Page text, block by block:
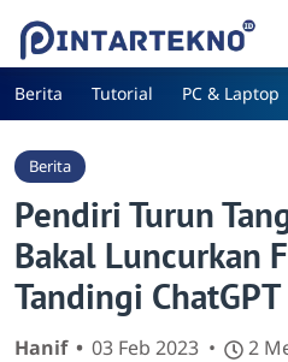
Berita Tutorial PC & Laptop
Berita
Pendiri Turun
Bakal Luncurkan
Tandingi ChatGPT
Hanif 03 Feb 2023 2